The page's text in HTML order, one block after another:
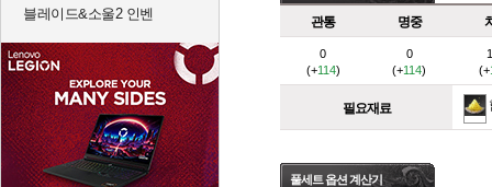
블레이드&소울2 인벤 관통 명중
0
(+114)
0
(+114)
(+
필요재료
풀세트 옵션 계산기